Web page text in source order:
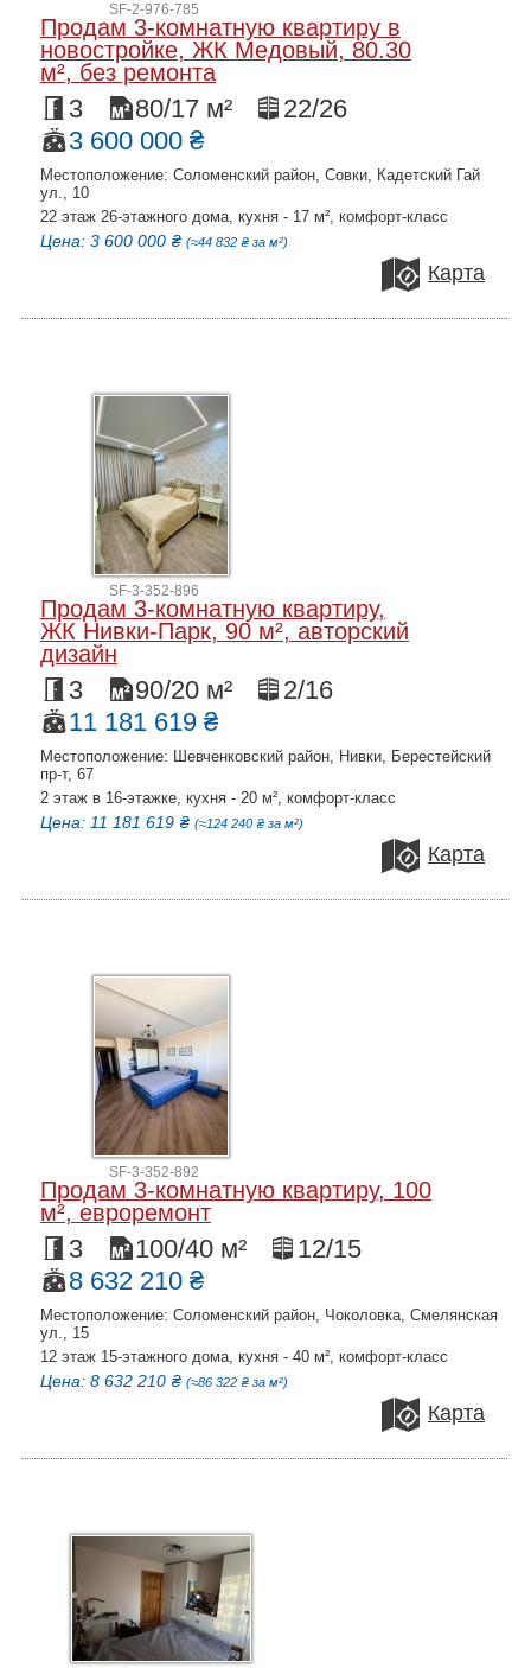
SF-2-976-785
Продам 3-комнатную квартиру в
новостройке, ЖК Медовый, 80.30
м², без ремонта
3 80/17 м²
22/26
3 600 000 ₴
Местоположение: Соломенский район, Совки, Кадетский Гай
ул., 10
22 этаж 26-этажного дома, кухня - 17 м², комфорт-класс
Цена: 3 600 000 ₴ (≈44 832 ₴ за м²)
Карта
SF-3-352-896
Продам 3-комнатную квартиру,
ЖК Нивки-Парк, 90 м², авторский
дизайн
3 90/20 м²
2/16
11 181 619 ₴
Местоположение: Шевченковский район, Нивки, Берестейский
пр-т, 67
2 этаж в 16-этажке, кухня - 20 м², комфорт-класс
Цена: 11 181 619 ₴ (≈124 240 ₴ за м²)
Карта
SF-3-352-892
Продам 3-комнатную квартиру, 100
м², евроремонт
3 100/40 м²
12/15
8 632 210 ₴
Местоположение: Соломенский район, Чоколовка, Смелянская
ул., 15
12 этаж 15-этажного дома, кухня - 40 м², комфорт-класс
Цена: 8 632 210 ₴ (≈86 322 ₴ за м²)
Карта